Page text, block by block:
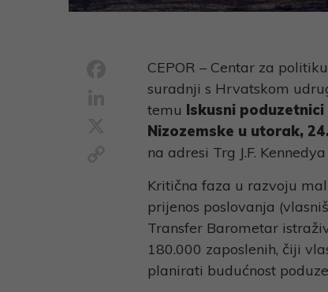
Facebook
LinkedIn
Copy
Link
CEPOR – Centar za
suradnji s Hrvatskom
temu Iskusni
Nizozemske u utorak,
na adresi Trg J.F.
Kritična faza u razvoju
prijenos poslovanja
Transfer Barometar
180.000 zaposlenih, čiji
planirati budućnost